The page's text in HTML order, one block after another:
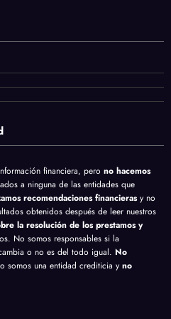
financiera, pero no hacemos
a ninguna de las entidades que
recomendaciones financierasy no
obtenidos después de leer nuestros
la resolución de los prestamos y
No somos responsables si la
o no es del todo igual. No
somos una entidad crediticia y no